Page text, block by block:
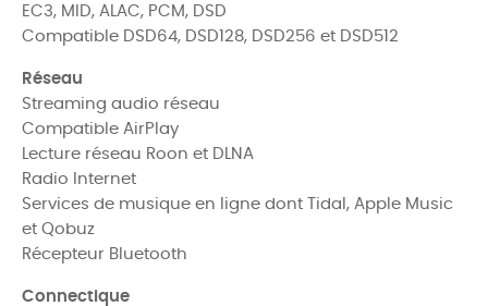
EC3, MID, ALAC, PCM, DSD
Compatible DSD64, DSD128, DSD256 et DSD512
Réseau
Streaming audio réseau
Compatible AirPlay
Lecture réseau Roon et DLNA
Radio Internet
Services de musique en ligne dont Tidal, Apple Music
et Qobuz
Récepteur Bluetooth
Connectique